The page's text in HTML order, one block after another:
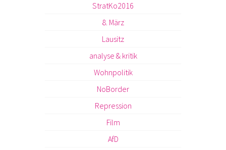
StratKo2016
8. März
Lausitz
analyse & kritik
Wohnpolitik
NoBorder
Repression
Film
AfD